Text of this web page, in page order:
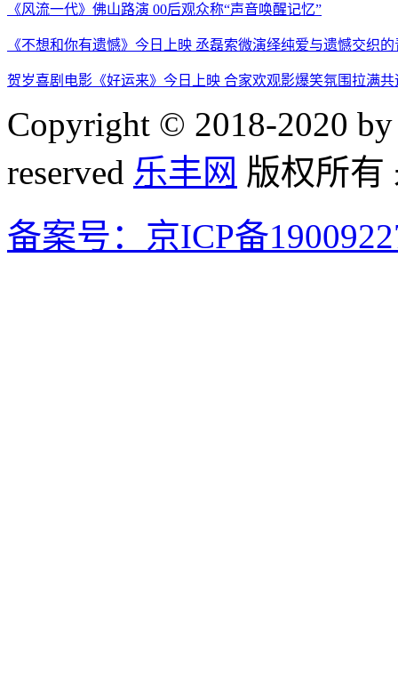
《风流一代》佛山路演 00后观众称“声音唤醒记忆”
《不想和你有遗憾》今日上映 丞磊索微演绎纯爱与遗憾交织
贺岁喜剧电影《好运来》今日上映 合家欢观影爆笑氛围拉满
Copyright © 2018-2020
reserved 乐丰网 版权所有
备案号：京ICP备